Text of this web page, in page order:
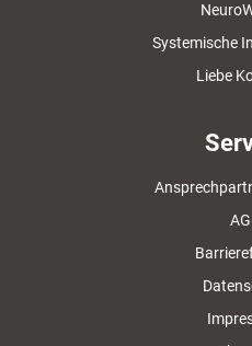
Systemische
Liebe